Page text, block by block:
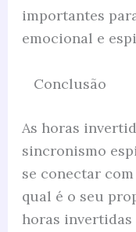
importantes
emocional e
Conclusão
As horas
sincronismo
se conectar
qual é o seu
horas invertidas